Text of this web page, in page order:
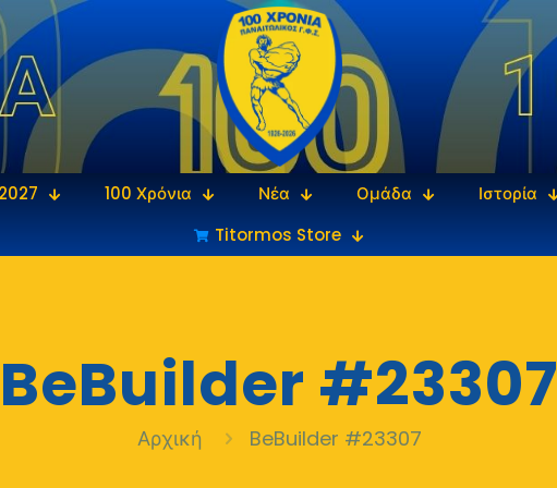
100 Χρόνια Νέα Ομάδα Ιστορία
Titormos Store
BeBuilder #23307
Αρχική BeBuilder #23307